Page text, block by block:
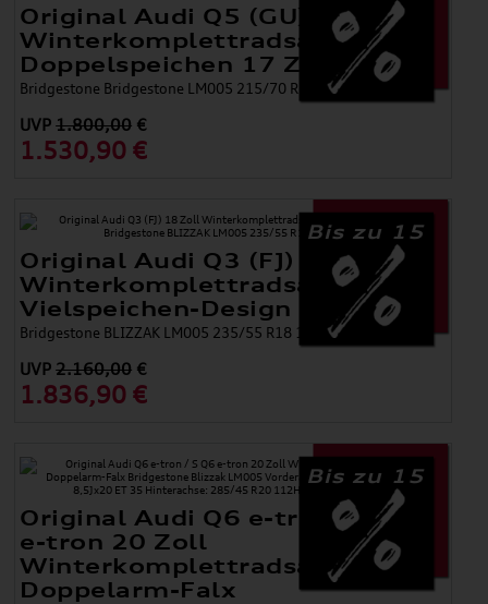
Original Audi Q5 (GU)
Winterkomplettradsatz 5-
Doppelspeichen 17 Zoll
Bridgestone Bridgestone LM005 215/70 R17 105H XL
UVP1.800,00 €
1.530,90 €
Bis zu 15
Original Audi Q3 (FJ) 18 Zoll
Winterkomplettradsatz
Vielspeichen-Design
Bridgestone BLIZZAK LM005 235/55 R18 100V 8,0Jx18
UVP2.160,00 €
1.836,90 €
Bis zu 15
Original Audi Q6 e-tron / S Q6
e-tron 20 Zoll
Winterkomplettradsatz 5-
Doppelarm-Falx